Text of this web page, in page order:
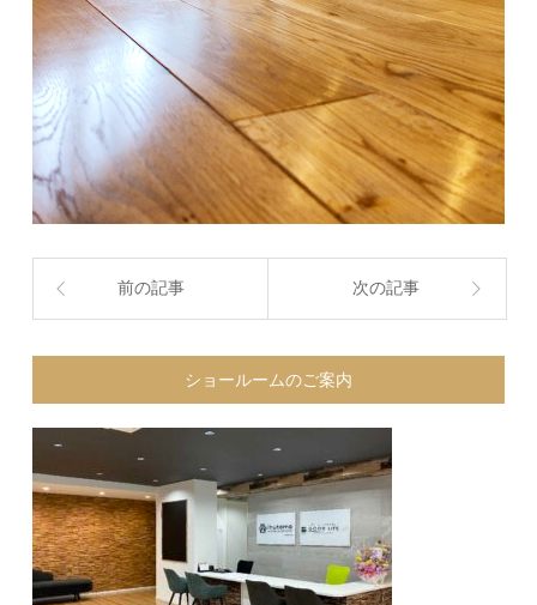
前の記事 次の記事
ショールームのご案内